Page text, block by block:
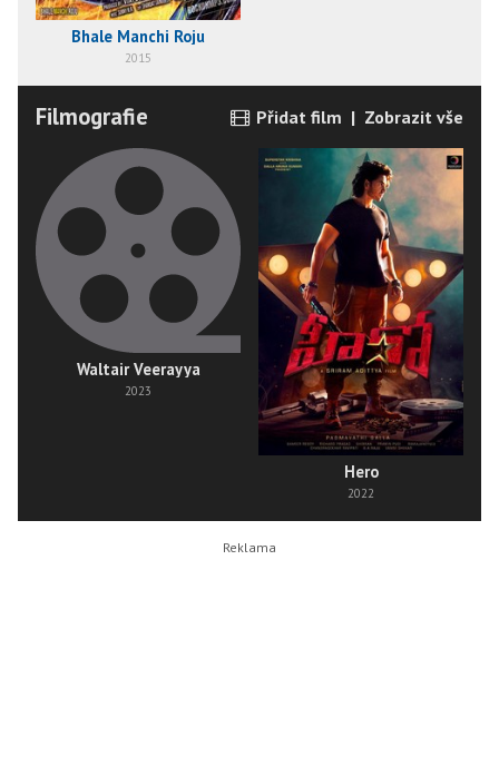
Bhale Manchi Roju
2015
Filmografie Přidat film | Zobrazit vše
Waltair Veerayya
2023
Hero
2022